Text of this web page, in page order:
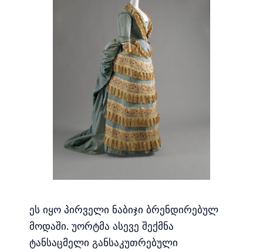
ეს იყო პირველი ნაბიჯი ბრენდირებულ
მოდაში. უორტმა ასევე შექმნა
ტანსაცმელი განსაკუთრებული